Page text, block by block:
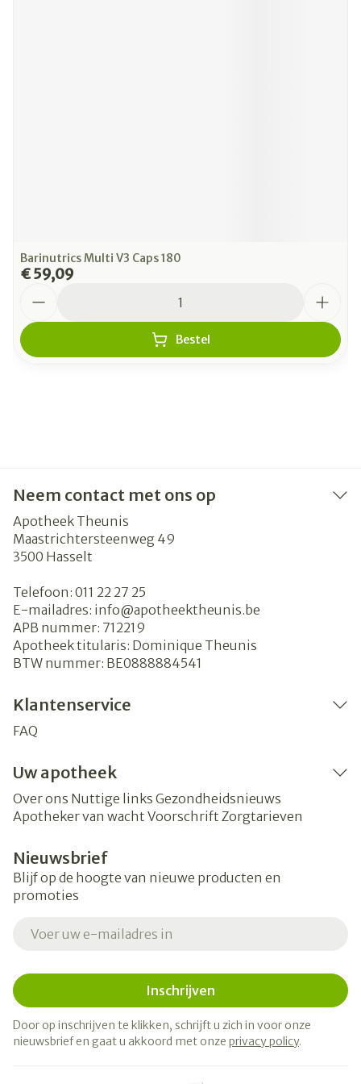
Barinutrics Multi V3 Caps 180
€ 59,09
Bestel
Neem contact met ons op
Apotheek Theunis
Maastrichtersteenweg 49
3500 Hasselt
Telefoon: 011 22 27 25
E-mailadres: info@apotheektheunis.be
APB nummer: 712219
Apotheek titularis: Dominique Theunis
BTW nummer: BE0888884541
Klantenservice
FAQ
Uw apotheek
Over ons Nuttige links Gezondheidsnieuws
Apotheker van wacht Voorschrift Zorgtarieven
Nieuwsbrief
Blijf op de hoogte van nieuwe producten en
promoties
Inschrijven
Door op inschrijven te klikken, schrijft u zich in voor onze
nieuwsbrief en gaat u akkoord met onze privacy policy.